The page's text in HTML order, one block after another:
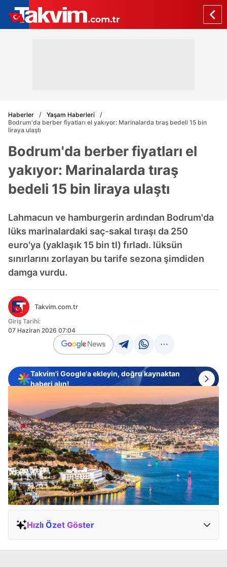
Haberler
Yaşam Haberleri
Bodrum'da berber fiyatları el yakıyor: Marinalarda tıraş bedeli 15 bin
liraya ulaştı
Bodrum'da berber fiyatları el
yakıyor: Marinalarda tıraş
bedeli 15 bin liraya ulaştı
Lahmacun ve hamburgerin ardından Bodrum'da
lüks marinalardaki saç-sakal tıraşı da 250
euro'ya (yaklaşık 15 bin tl) fırladı. lüksün
sınırlarını zorlayan bu tarife sezona şimdiden
damga vurdu.
Takvim.com.tr
Giriş Tarihi:
07 Haziran 2026 07:04
Takvim'i Google'a ekleyin, doğru kaynaktan
haberi alın!
Hızlı Özet Göster